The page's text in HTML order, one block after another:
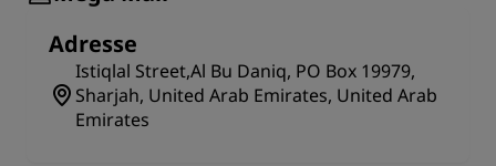
Adresse
Istiqlal Street,Al Bu Daniq, PO Box 19979,
Sharjah, United Arab Emirates, United Arab
Emirates